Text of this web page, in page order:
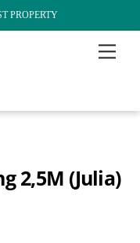
PROPERTY
Menu
2,5M (Julia)